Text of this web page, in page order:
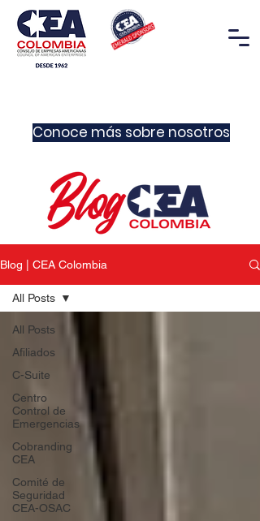
Conoce más sobre nosotros
Blog | CEA Colombia
All Posts
Afiliados
C-Suite
Centro
Control de
Emergencias
Cobranding
CEA
Comité de
Seguridad
CEA-OSAC
All Posts